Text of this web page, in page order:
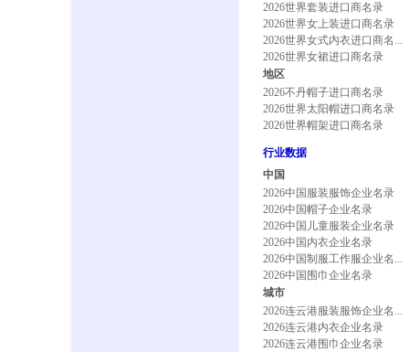
2026世界套装进口商名录
2026世界女上装进口商名录
2026世界女式内衣进口商名...
2026世界女裙进口商名录
地区
2026不丹帽子进口商名录
2026世界太阳帽进口商名录
2026世界帽架进口商名录
行业数据
中国
2026中国服装服饰企业名录
2026中国帽子企业名录
2026中国儿童服装企业名录
2026中国内衣企业名录
2026中国制服工作服企业名...
2026中国围巾企业名录
城市
2026连云港服装服饰企业名...
2026连云港内衣企业名录
2026连云港围巾企业名录